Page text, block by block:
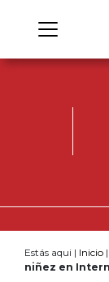
Estás aqui | Inicio |
niñez en